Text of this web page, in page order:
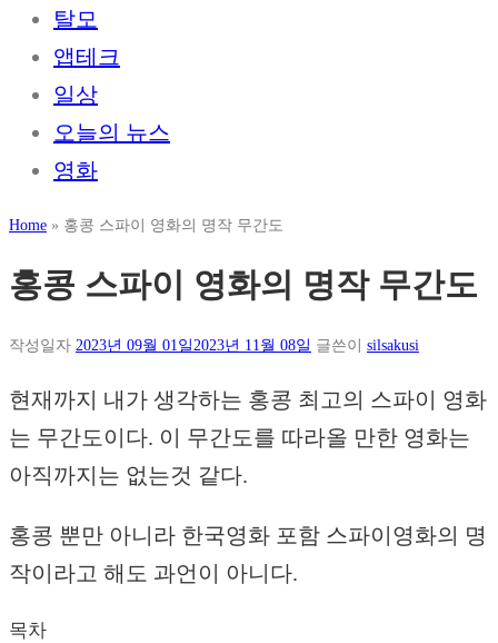
탈모
앱테크
일상
오늘의 뉴스
영화
Home » 홍콩 스파이 영화의 명작 무간도
홍콩 스파이 영화의 명작 무간도
작성일자 2023년 09월 01일2023년 11월 08일 글쓴이 silsakusi
현재까지 내가 생각하는 홍콩 최고의 스파이 영화
는 무간도이다. 이 무간도를 따라올 만한 영화는
아직까지는 없는것 같다.
홍콩 뿐만 아니라 한국영화 포함 스파이영화의 명
작이라고 해도 과언이 아니다.
목차